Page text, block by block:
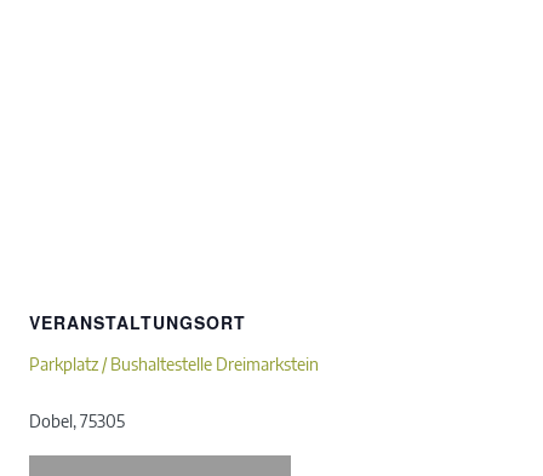
VERANSTALTUNGSORT
Parkplatz / Bushaltestelle Dreimarkstein
Dobel,75305